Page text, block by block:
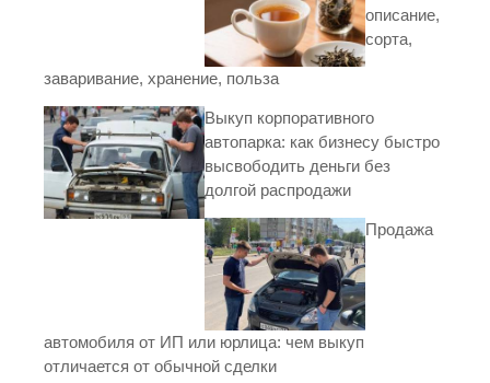
описание,
сорта,
заваривание, хранение, польза
Выкуп корпоративного
автопарка: как бизнесу быстро
высвободить деньги без
долгой распродажи
Продажа
автомобиля от ИП или юрлица: чем выкуп
отличается от обычной сделки